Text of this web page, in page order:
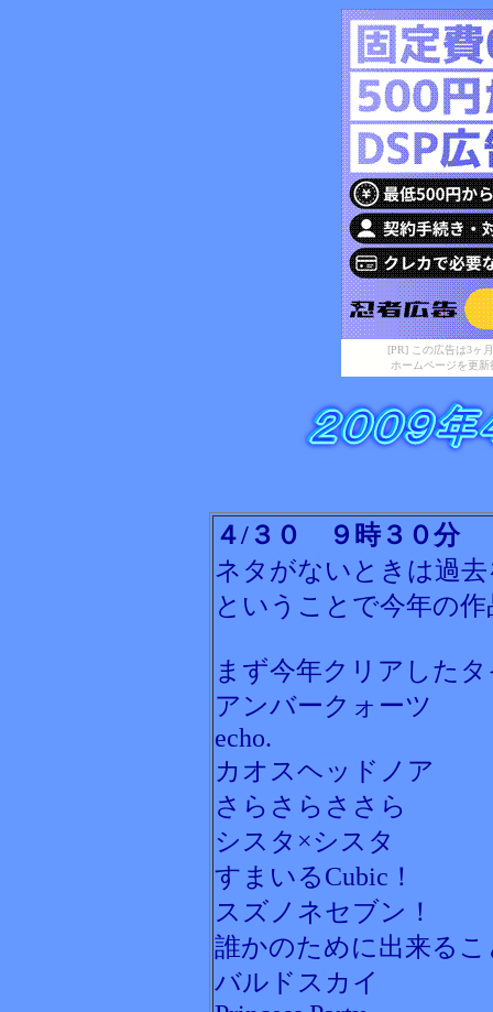
[PR] この広告は3ヶ
ホームページを更
４/３０ ９時３０分
ネタがないときは過
ということで今年の
まず今年クリアした
アンバークォーツ
echo.
カオスヘッドノア
さらさらささら
シスタ×シスタ
すまいるCubic！
スズノネセブン！
誰かのために出来るこ
バルドスカイ